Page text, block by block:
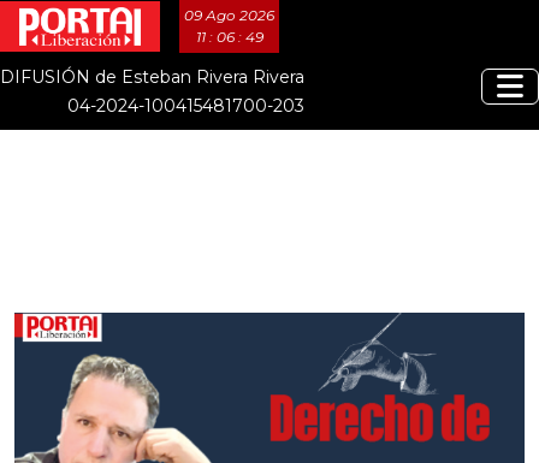
09 Ago 2026
11 : 06 : 49
DIFUSIÓN de Esteban Rivera Rivera
04-2024-100415481700-203